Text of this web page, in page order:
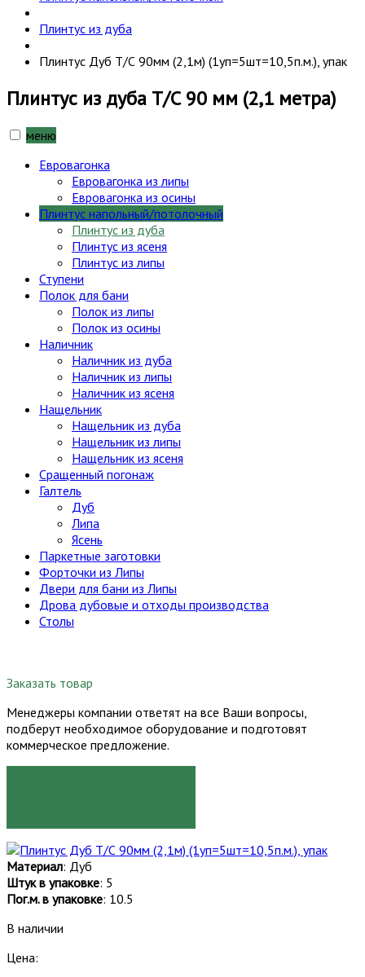
Плинтус из дуба
Плинтус Дуб Т/С 90мм (2,1м) (1уп=5шт=10,5п.м.), упак
Плинтус из дуба Т/С 90 мм (2,1 метра)
меню
Евровагонка
Евровагонка из липы
Евровагонка из осины
Плинтус напольный/потолочный
Плинтус из дуба
Плинтус из ясеня
Плинтус из липы
Ступени
Полок для бани
Полок из липы
Полок из осины
Наличник
Наличник из дуба
Наличник из липы
Наличник из ясеня
Нащельник
Нащельник из дуба
Нащельник из липы
Нащельник из ясеня
Сращенный погонаж
Галтель
Дуб
Липа
Ясень
Паркетные заготовки
Форточки из Липы
Двери для бани из Липы
Дрова дубовые и отходы производства
Столы
Заказать товар
Менеджеры компании ответят на все Ваши вопросы,
подберут необходимое оборудование и подготовят
коммерческое предложение.
Материал: Дуб
Штук в упаковке: 5
Пог.м. в упаковке: 10.5
В наличии
Цена: